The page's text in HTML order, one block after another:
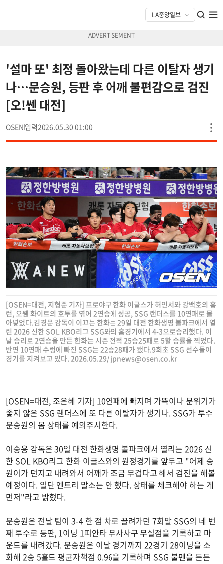
'설마 또' 최정 돌아왔는데 다른 이탈자 생기
나…문승원, 등판 후 어깨 불편감으로 검진
[오!쎈 대전]
OSEN 2026.05.30 01:00
[OSEN=대전, 지형준 기자] 프로야구 한화 이글스가 허인서와 강백호의 홈
런, 오웬 화이트의 호투를 엮어 2연승에 성공, SSG 랜더스를 10연패로 몰
아넣었다.김경문 감독이 이끄는 한화는 29일 대전 한화생명 볼파크에서 열
린 2026 신한 SOL KBO리그 SSG와의 홈경기에서 4-3으로승리했다. 이
날 승리로 2연승을 만든 한화는 시즌 전적 25승25패로 5할 승률을 찍었다.
반면 10연패 수렁에 빠진 SSG는 22승28패가 됐다.9회초 SSG 선수들이
경기를 지켜보고 있다. 2026.05.29/ jpnews@osen.co.kr
[OSEN=대전, 조은혜 기자] 10연패에 빠지며 가뜩이나 분위기가
좋지 않은 SSG 랜더스에 또 다른 이탈자가 생기나. SSG가 투수
문승원의 몸 상태를 예의주시한다.
이숭용 감독은 30일 대전 한화생명 볼파크에서 열리는 2026 신
한 SOL KBO리그 한화 이글스와의 원정경기를 앞두고 "어제 승
원이가 던지고 내려와서 어깨가 조금 무겁다고 해서 검진을 해볼
예정이다. 일단 엔트리 말소는 안 했다. 상태를 체크해야 하는 게
먼저"라고 밝혔다.
문승원은 전날 팀이 3-4 한 점 차로 끌려가던 7회말 SSG의 네 번
째 투수로 등판, 1이닝 1피안타 무사사구 무실점을 기록하고 마
운드를 내려갔다. 문승원은 이날 경기까지 22경기 28이닝을 소
화해 2승 5홀드 평균자책점 0.96을 기록하며 SSG 불펜을 든든